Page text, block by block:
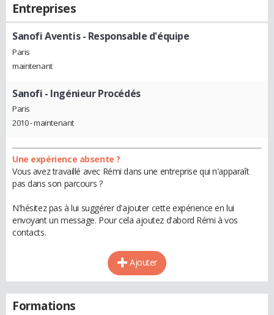
Entreprises
Sanofi Aventis- Responsable d'équipe
Paris
maintenant
Sanofi - Ingénieur Procédés
Paris
2010 - maintenant
Une expérience absente ?
Vous avez travaillé avec Rémi dans une entreprise qui n'apparaît
pas dans son parcours ?
N'hésitez pas à lui suggérer d'ajouter cette expérience en lui
envoyant un message. Pour cela ajoutez d'abord Rémi à vos
contacts.
Ajouter
Formations